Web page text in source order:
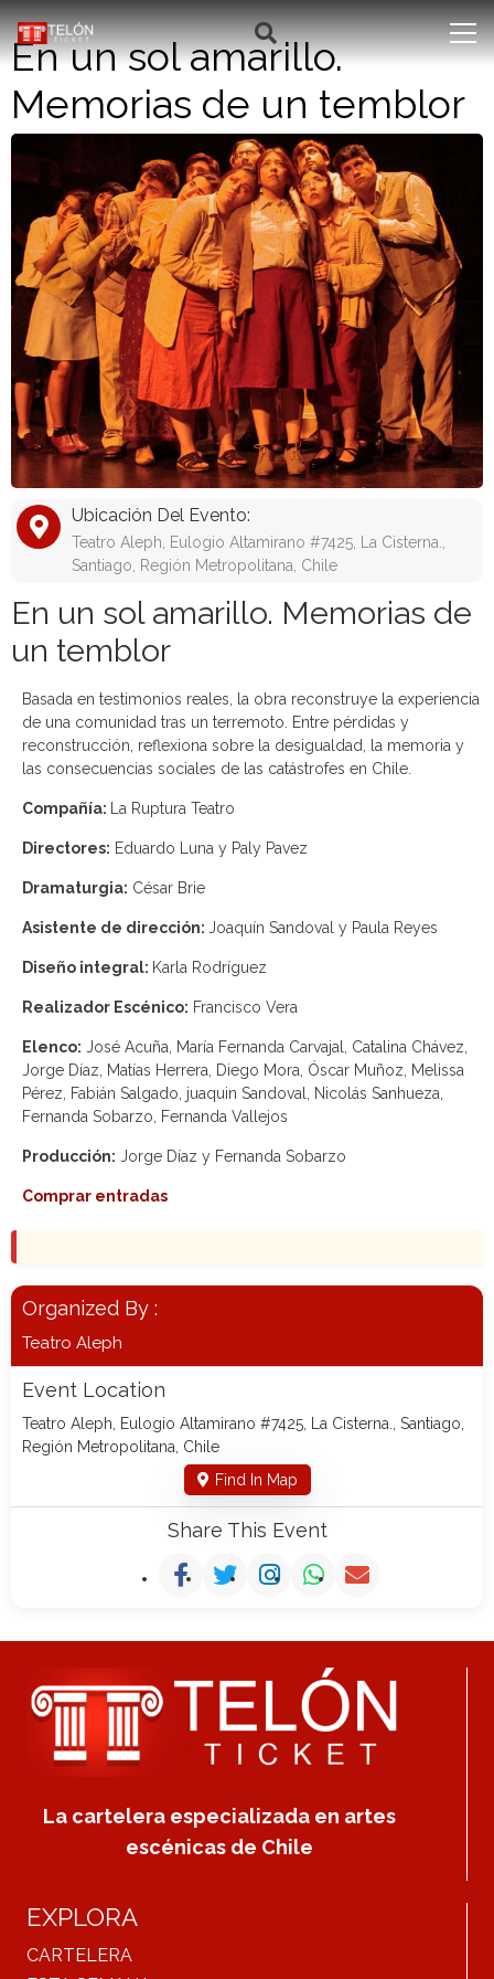
En un sol amarillo.
Memorias de un temblor
Ubicación Del Evento:
Teatro Aleph, Eulogio Altamirano #7425, La Cisterna.,
Santiago, Región Metropolitana, Chile
En un sol amarillo. Memorias de
un temblor
Basada en testimonios reales, la obra reconstruye la experiencia
de una comunidad tras un terremoto. Entre pérdidas y
reconstrucción, reflexiona sobre la desigualdad, la memoria y
las consecuencias sociales de las catástrofes en Chile.
Compañía: La Ruptura Teatro
Directores: Eduardo Luna y Paly Pavez
Dramaturgia: César Brie
Asistente de dirección: Joaquín Sandoval y Paula Reyes
Diseño integral: Karla Rodríguez
Realizador Escénico: Francisco Vera
Elenco: José Acuña, María Fernanda Carvajal, Catalina Chávez,
Jorge Díaz, Matías Herrera, Diego Mora, Óscar Muñoz, Melissa
Pérez, Fabián Salgado, juaquin Sandoval, Nicolás Sanhueza,
Fernanda Sobarzo, Fernanda Vallejos
Producción: Jorge Díaz y Fernanda Sobarzo
Comprar entradas
Organized By :
Teatro Aleph
Event Location
Teatro Aleph, Eulogio Altamirano #7425, La Cisterna., Santiago,
Región Metropolitana, Chile
Find In Map
Share This Event
La cartelera especializada en artes
escénicas de Chile
EXPLORA
CARTELERA